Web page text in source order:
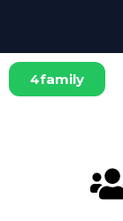
4family